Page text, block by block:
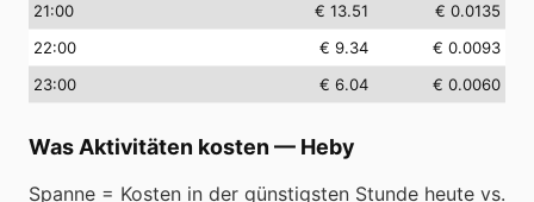
21:00 € 13.51
€ 0.0135
22:00 € 9.34
€ 0.0093
23:00 € 6.04 € 0.0060
Was Aktivitäten kosten — Heby
Spanne = Kosten in der günstigsten Stunde heute vs.